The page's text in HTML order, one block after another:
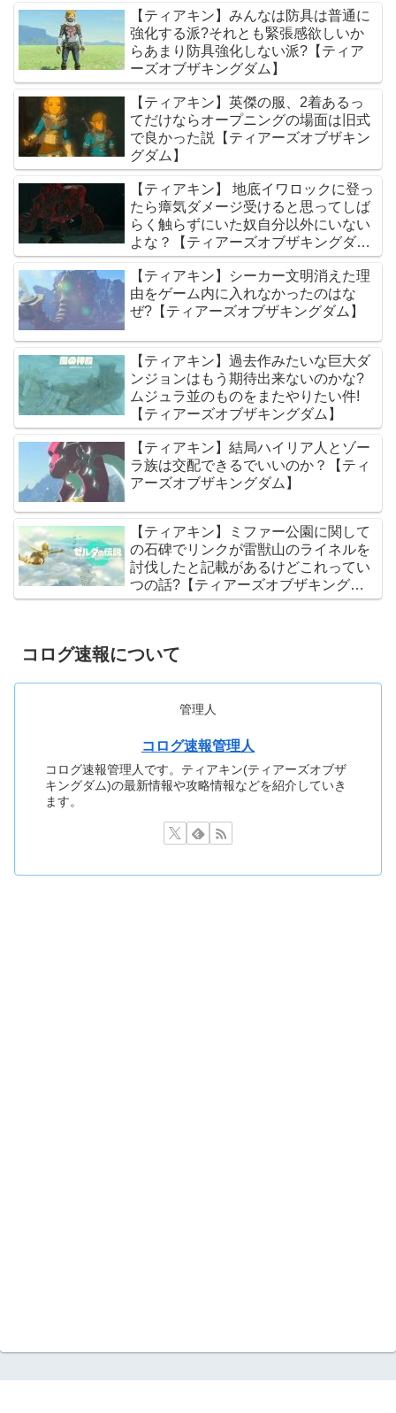
【ティアキン】みんなは防具は普通に
強化する派?それとも緊張感欲しいか
らあまり防具強化しない派?【ティア
ーズオブザキングダム】
【ティアキン】英傑の服、2着あるっ
てだけならオープニングの場面は旧式
で良かった説【ティアーズオブザキン
グダム】
【ティアキン】 地底イワロックに登っ
たら瘴気ダメージ受けると思ってしば
らく触らずにいた奴自分以外にいない
よな？【ティアーズオブザキングダ
ム】
【ティアキン】シーカー文明消えた理
由をゲーム内に入れなかったのはな
ぜ?【ティアーズオブザキングダム】
【ティアキン】過去作みたいな巨大ダ
ンジョンはもう期待出来ないのかな?
ムジュラ並のものをまたやりたい件!
【ティアーズオブザキングダム】
【ティアキン】結局ハイリア人とゾー
ラ族は交配できるでいいのか？【ティ
アーズオブザキングダム】
【ティアキン】ミファー公園に関して
の石碑でリンクが雷獣山のライネルを
討伐したと記載があるけどこれってい
つの話?【ティアーズオブザキングダ
ム】
コログ速報について
管理人
コログ速報管理人
コログ速報管理人です。ティアキン(ティアーズオブザ
キングダム)の最新情報や攻略情報などを紹介していき
ます。